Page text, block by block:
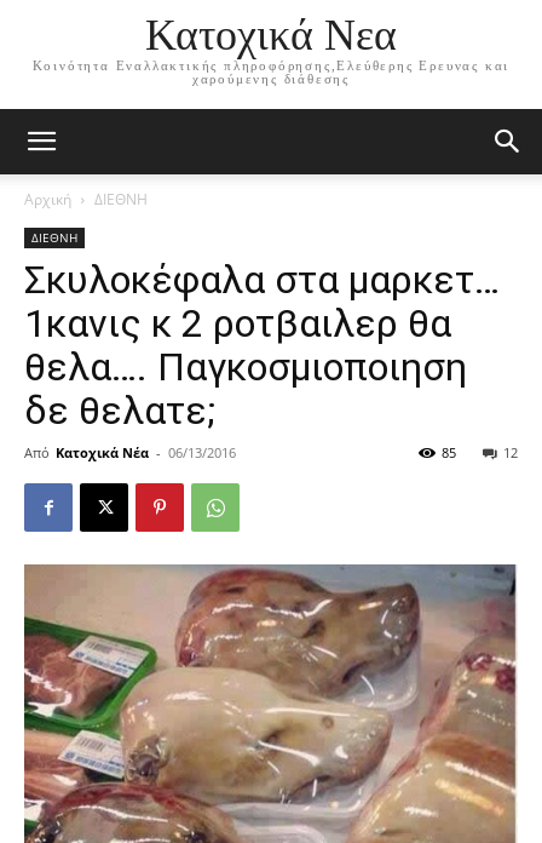
Κατοχικά Νεα
Κοινότητα Εναλλακτικής πληροφόρησης,Ελεύθερης Ερευνας και
χαρούμενης διάθεσης
Αρχική ΔΙΕΘΝΗ
ΔΙΕΘΝΗ
Σκυλοκέφαλα στα μαρκετ…
1κανις κ 2 ροτβαιλερ θα
θελα…. Παγκοσμιοποιηση
δε θελατε;
Από Κατοχικά Νέα - 06/13/2016 12
85